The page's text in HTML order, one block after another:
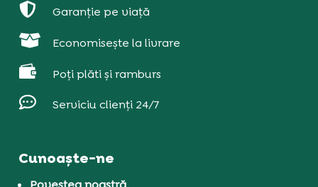
 Garanție pe viață
 Economisește la livrare
 Poți plăti și ramburs
 Serviciu clienți 24/7
Cunoaște-ne